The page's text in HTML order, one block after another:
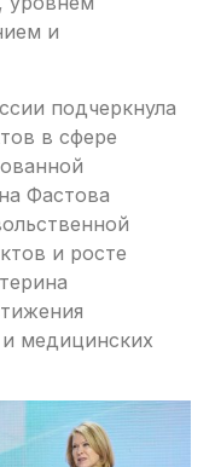
и
подчеркнула
в сфере
Фастова
и росте
медицинских